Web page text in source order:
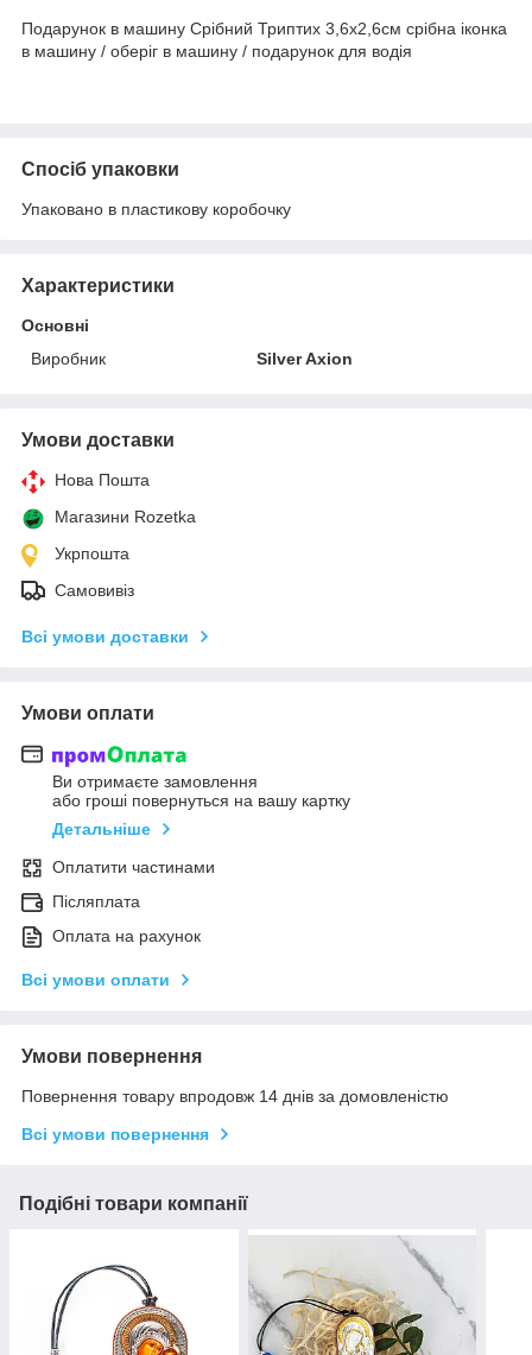
Подарунок в машину Срібний Триптих 3,6х2,6см срібна іконка
в машину / оберіг в машину / подарунок для водія
Спосіб упаковки
Упаковано в пластикову коробочку
Характеристики
Основні
Виробник
Silver Axion
Умови доставки
Нова Пошта
Магазини Rozetka
Укрпошта
Самовивіз
Всі умови доставки
Умови оплати
Ви отримаєте замовлення
або гроші повернуться на вашу картку
Детальніше
Оплатити частинами
Післяплата
Оплата на рахунок
Всі умови оплати
Умови повернення
Повернення товару впродовж 14 днів за домовленістю
Всі умови повернення
Подібні товари компанії